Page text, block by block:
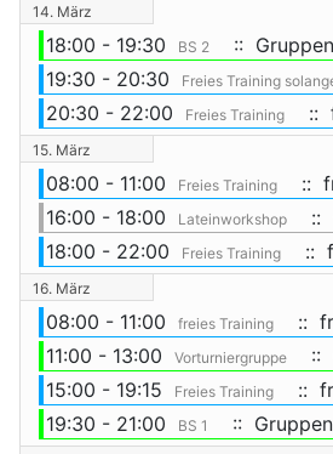
14. März
18:00 - 19:30 BS 2
::
19:30 - 20:30
Freies Training
20:30 - 22:00
Freies Training ::
15. März
08:00 - 11:00 Freies Training
::
16:00 - 18:00
Lateinworkshop
::
18:00 - 22:00
Freies Training ::
16. März
08:00 - 11:00 freies Training
::
11:00 - 13:00
Vorturniergruppe
::
15:00 - 19:15
Freies Training
::
19:30 - 21:00
BS 1 ::